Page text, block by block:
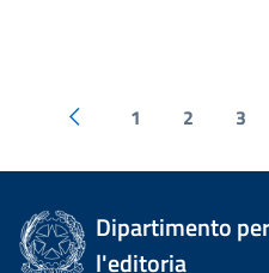
1 2 3
Dipartimento
l'editoria